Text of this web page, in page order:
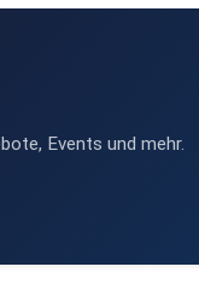
Events und mehr.